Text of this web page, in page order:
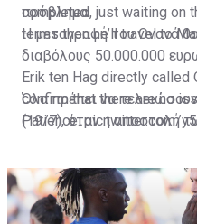
πρόβλημα.
completed, just waiting on
terms then he’ll travel to
Erik ten Hag directly called
confirm that there are no
Patience.pic.twitter.com/
Η μεταγραφή του Ονανά
διαβόλους 50.000.000
Όλα πρέπει να
(19/7), όταν η αποστολή